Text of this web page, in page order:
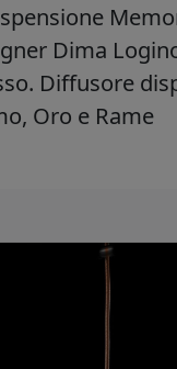
Dima
Diffusore
Oro e Rame